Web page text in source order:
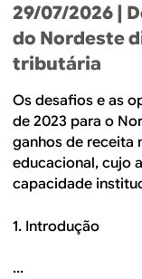
29/07/2026 |
do Nordeste
tributária
Os desafios e as
de 2023 para o
ganhos de receita
educacional, cujo
capacidade
1. Introdução
...